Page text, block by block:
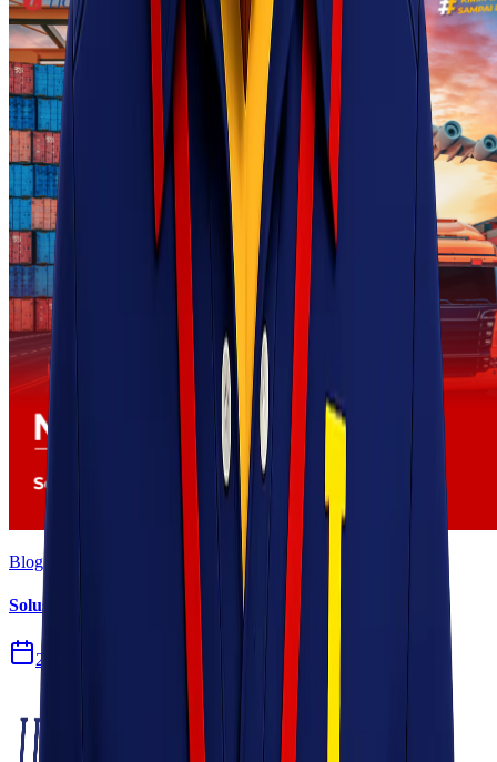
Blog
Solusi Logistik untuk Perusahaan Manufaktur
27 Jul 2026